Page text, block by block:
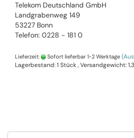
Telekom Deutschland GmbH
Landgrabenweg 149
53227 Bonn
Telefon: 0228 - 181 0
Lieferzeit: Sofort lieferbar 1-2 Werktage
Lagerbestand: 1 Stück , Versandgewicht:1,3